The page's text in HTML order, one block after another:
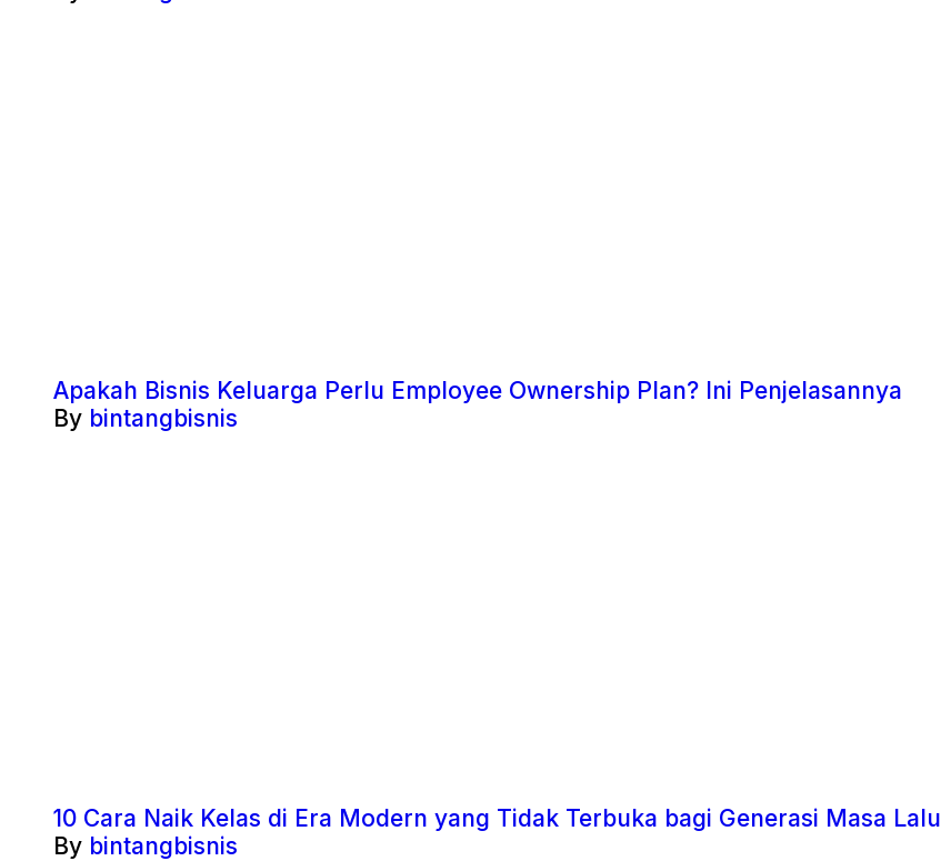
Apakah Bisnis Keluarga Perlu Employee Ownership Plan? Ini Penjelasannya
By bintangbisnis
10 Cara Naik Kelas di Era Modern yang Tidak Terbuka bagi Generasi Masa Lalu
By bintangbisnis